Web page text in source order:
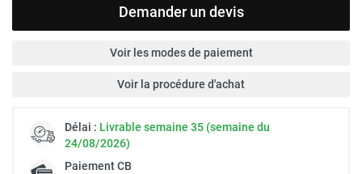
Demander un devis
Voir les modes de paiement
Voir la procédure d'achat
Délai : Livrable semaine 35 (semaine du
24/08/2026)
PaiementCB